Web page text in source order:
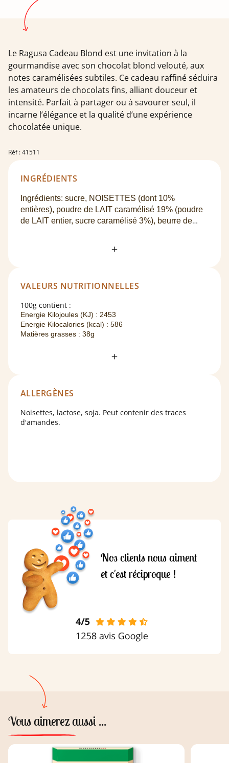
Le Ragusa Cadeau Blond est une invitation à la
gourmandise avec son chocolat blond velouté, aux
notes caramélisées subtiles. Ce cadeau raffiné séduira
les amateurs de chocolats fins, alliant douceur et
intensité. Parfait à partager ou à savourer seul, il
incarne l’élégance et la qualité d’une expérience
chocolatée unique.
Réf : 41511
INGRÉDIENTS
Ingrédients: sucre, NOISETTES (dont 10%
entières), poudre de LAIT caramélisé 19% (poudre
de LAIT entier, sucre caramélisé 3%), beurre de
vanille. Peut contenir des traces d'AMANDES.
VALEURS NUTRITIONNELLES
100g contient :
Energie Kilojoules (KJ) : 2453
Energie Kilocalories (kcal) : 586
Matières grasses : 38g
Sel : 0.01g
ALLERGÈNES
Noisettes, lactose, soja. Peut contenir des traces
d'amandes.
Nos clients nous aiment
et c'est réciproque !
Vous aimerez aussi ...